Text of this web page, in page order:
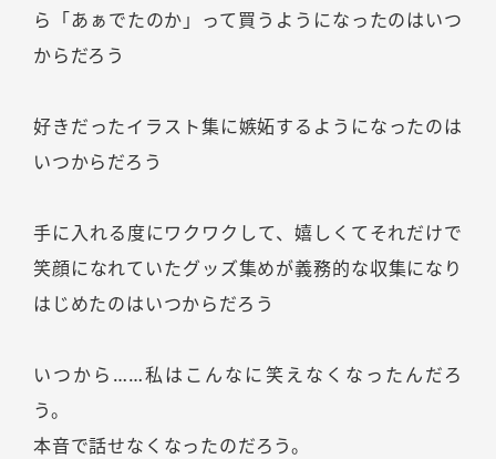
ら「あぁでたのか」って買うようになったのはいつ
からだろう
好きだったイラスト集に嫉妬するようになったのは
いつからだろう
手に入れる度にワクワクして、嬉しくてそれだけで
笑顔になれていたグッズ集めが義務的な収集になり
はじめたのはいつからだろう
いつから……私はこんなに笑えなくなったんだろ
う。
本音で話せなくなったのだろう。